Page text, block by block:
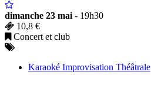
dimanche 23 mai - 19h30
10,8 €
Concert et club
Karaoké Improvisation Théâtrale